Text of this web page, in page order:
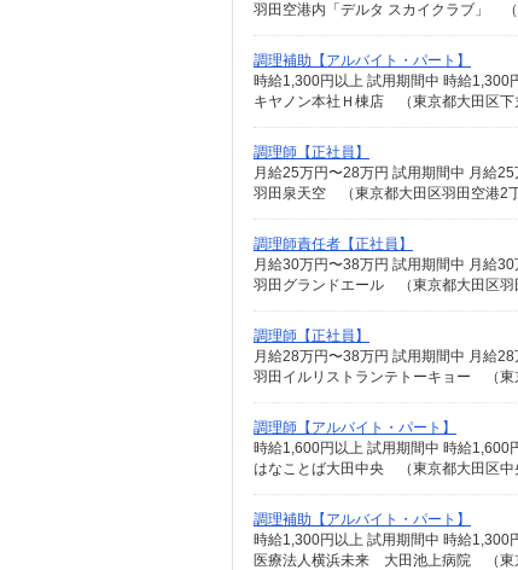
羽田空港内「デルタ スカイクラブ」
調理補助【アルバイト・パート】
時給1,300円以上 試用期間中 時給1,300
キヤノン本社Ｈ棟店 （東京都大田区
調理師【正社員】
羽田泉天空 （東京都大田区羽田空港2
調理師責任者【正社員】
羽田グランドエール （東京都大田区羽
調理師【正社員】
羽田イルリストランテトーキョー （東
調理師【アルバイト・パート】
時給1,600円以上 試用期間中 時給1,600
はなことば大田中央 （東京都大田区中
調理補助【アルバイト・パート】
時給1,300円以上 試用期間中 時給1,300
医療法人横浜未来 大田池上病院 （東